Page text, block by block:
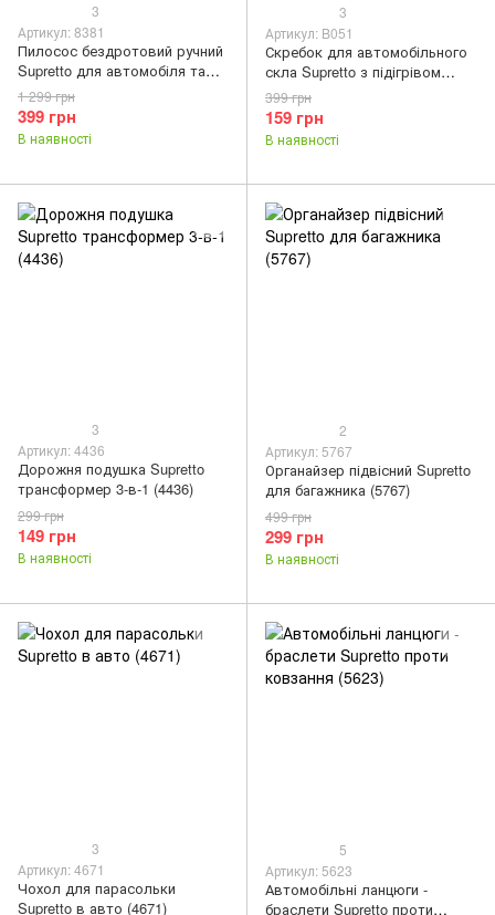
3
Артикул: 8381
Пилосос бездротовий ручний
Supretto для автомобіля та
дому (8381)
399 грн
1 299 грн
В наявності
3
Артикул: B051
Скребок для автомобільного
скла Supretto з підігрівом
(B051)
159 грн
399 грн
В наявності
3
Артикул: 4436
Дорожня подушка Supretto
трансформер 3-в-1 (4436)
149 грн
299 грн
В наявності
2
Артикул: 5767
Органайзер підвісний Supretto
для багажника (5767)
299 грн
499 грн
В наявності
3
Артикул: 4671
Чохол для парасольки
Supretto в авто (4671)
5
Артикул: 5623
Автомобільні ланцюги -
браслети Supretto проти